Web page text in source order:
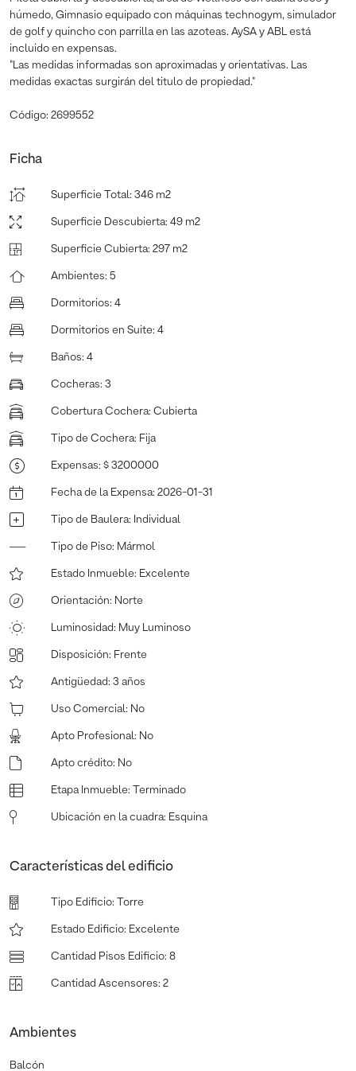
húmedo, Gimnasio equipado con máquinas technogym, simulador
de golf y quincho con parrilla en las azoteas. AySA y ABL está
incluido en expensas.
"Las medidas informadas son aproximadas y orientativas. Las
medidas exactas surgirán del titulo de propiedad."
Código: 2699552
Ficha
Superficie Total : 346 m2
Superficie Descubierta: 49 m2
Superficie Cubierta: 297 m2
Ambientes: 5
Dormitorios: 4
Dormitorios en Suite: 4
Baños: 4
Cocheras: 3
Cobertura Cochera: Cubierta
Tipo de Cochera: Fija
Expensas: $ 3200000
Fecha de la Expensa: 2026-01-31
Tipo de Baulera: Individual
Tipo de Piso: Mármol
Estado Inmueble: Excelente
Orientación: Norte
Luminosidad: Muy Luminoso
Disposición: Frente
Antigüedad: 3 años
Uso Comercial : No
Apto Profesional : No
Apto crédito: No
Etapa Inmueble: Terminado
Ubicación en la cuadra: Esquina
Características del edificio
Tipo Edificio: Torre
Estado Edificio: Excelente
Cantidad Pisos Edificio: 8
Cantidad Ascensores: 2
Ambientes
Balcón